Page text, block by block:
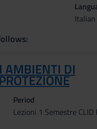
Italian
AMBIENTI DI
Period
Lezioni 1 Semestre CLID